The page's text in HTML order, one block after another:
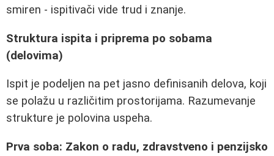
smiren - ispitivači vide trud i znanje.
Struktura ispita i priprema po sobama
(delovima)
Ispit je podeljen na pet jasno definisanih delova, koji
se polažu u različitim prostorijama. Razumevanje
strukture je polovina uspeha.
Prva soba: Zakon o radu, zdravstveno i penzijsko